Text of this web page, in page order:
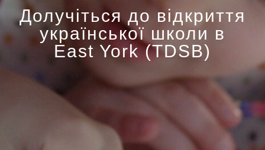
Долучіться до відкриття
української школи в
East York (TDSB)